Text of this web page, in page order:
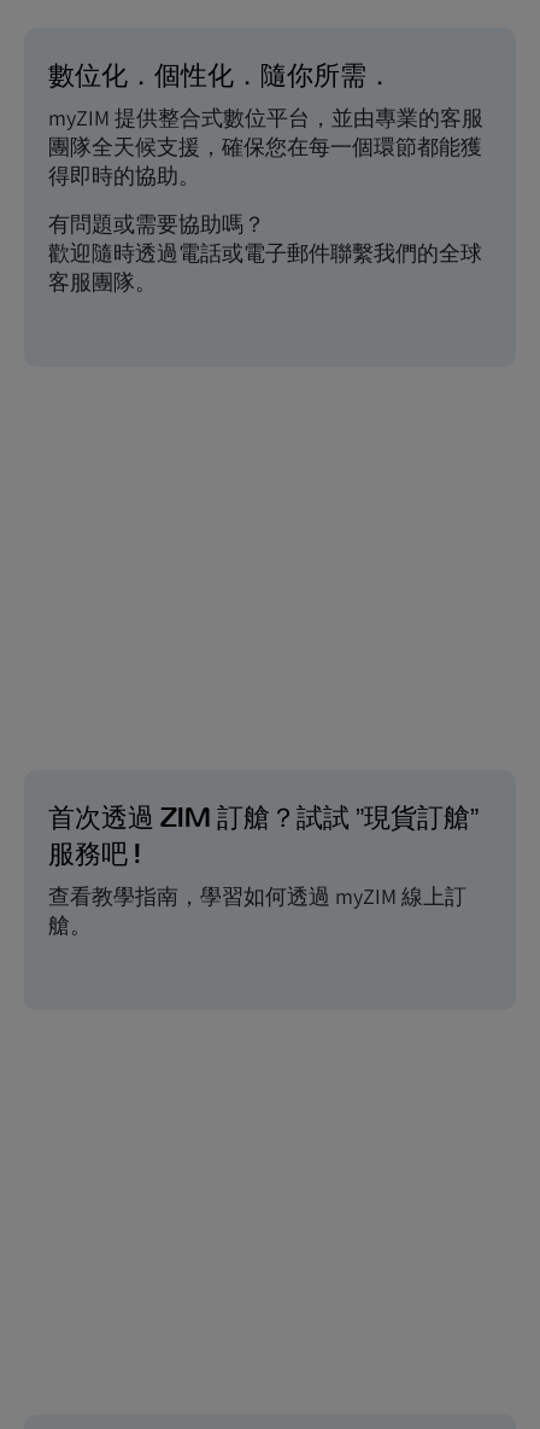
數位化．個性化．隨你所需．
myZIM 提供整合式數位平台，並由專業的客服
團隊全天候支援，確保您在每一個環節都能獲
得即時的協助。
有問題或需要協助嗎？
歡迎隨時透過電話或電子郵件聯繫我們的全球
客服團隊。
首次透過 ZIM 訂艙？試試 ”現貨訂艙”
服務吧 !
查看教學指南，學習如何透過 myZIM 線上訂
艙。